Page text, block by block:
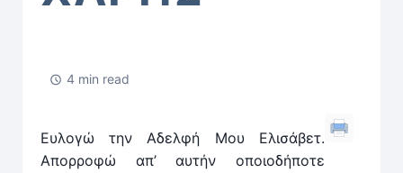
4 min read
Ευλογώ την Αδελφή Μου Ελισάβετ.
Απορροφώ απ’ αυτήν οποιοδήποτε